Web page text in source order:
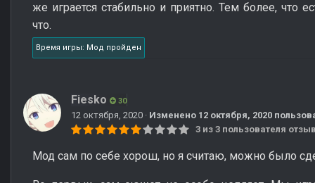
же играется стабильно и приятно. Тем более, что
что.
Время игры: Мод пройден
Fiesko 30
12 октября, 2020 · Изменено 12 октября, 2020
3 из 3 пользователя
Мод сам по себе хорош, но я считаю, можно было